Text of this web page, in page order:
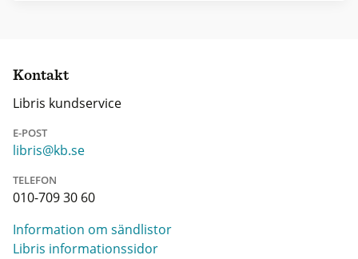
Kontakt
Libris kundservice
E-POST
libris@kb.se
TELEFON
010-709 30 60
Information om sändlistor
Libris informationssidor